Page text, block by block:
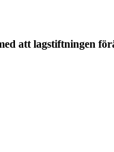
att lagstiftningen